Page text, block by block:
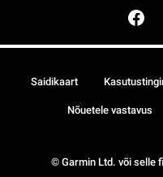
© Garmin Ltd. või selle
Saidikaart
Nõuetele vastavus